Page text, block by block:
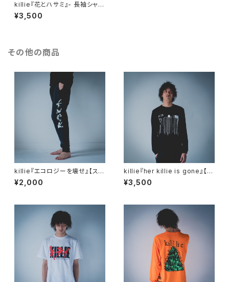
killie『花とハサミ』- 長袖シャツ
- ※袖リブありに変更
¥3,500
その他の商品
killie『エコロジーを壊せ』【スウ
ェットパンツ】 / Destroy The
Ecology Sweatpants
¥2,000
killie『her killie is gone』【長
袖Tシャツ】/ her killie is gon
e Long Sleeve Shirt
¥3,500